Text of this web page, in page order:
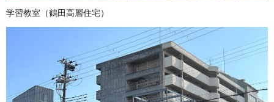
学習教室（鶴田高層住宅）